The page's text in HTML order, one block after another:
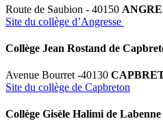
Route de Saubion - 40150
Site du collège d’Angresse
Collège Jean Rostand de
Avenue Bourret -40130
Site du collège de Capbreton
Collège Gisèle Halimi de Labenne